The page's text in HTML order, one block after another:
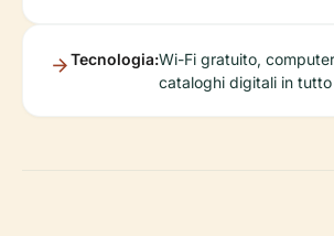
Tecnologia:Wi-Fi gratuito,
cataloghi digitali in